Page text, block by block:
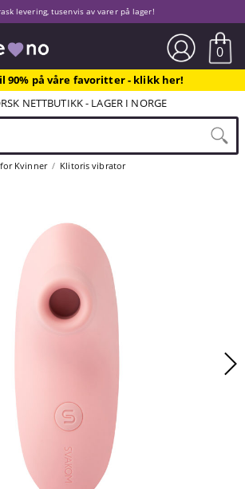
levering, tusenvis av varer på lager!
0
90% på våre favoritter - klikk her!
NETTBUTIKK - LAGER I NORGE
Kvinner Klitoris vibrator